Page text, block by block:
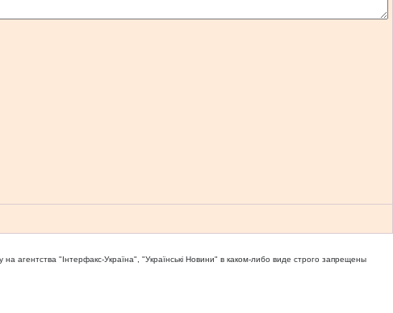
агентства "Iнтерфакс-Україна", "Українськi Новини" в каком-либо виде строго запрещены